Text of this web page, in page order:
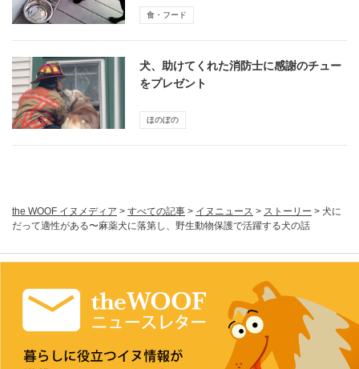
食・フード
犬、助けてくれた消防士に感謝のチュー
をプレゼント
ほのぼの
the WOOF イヌメディア > すべての記事 > イヌニュース > ストーリー > 犬に
だって適性がある〜麻薬犬に落第し、野生動物保護で活躍する犬の話